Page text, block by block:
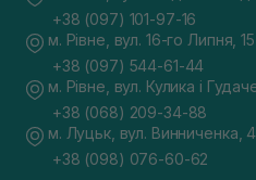
+38 (097) 101-97-16
м. Рівне, вул. 16-го Липня, 15
+38 (097) 544-61-44
м. Рівне, вул. Кулика і
+38 (068) 209-34-88
м. Луцьк, вул. Винниченка, 4
+38 (098) 076-60-62